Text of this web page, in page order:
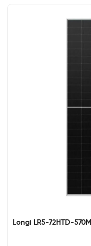
Longi LR5-72HTD-570M